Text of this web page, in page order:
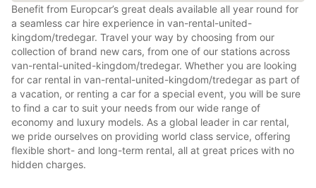
Benefit from Europcar’s great deals available all year round for
a seamless car hire experience in van-rental-united-
kingdom/tredegar. Travel your way by choosing from our
collection of brand new cars, from one of our stations across
van-rental-united-kingdom/tredegar. Whether you are looking
for car rental in van-rental-united-kingdom/tredegar as part of
a vacation, or renting a car for a special event, you will be sure
to find a car to suit your needs from our wide range of
economy and luxury models. As a global leader in car rental,
we pride ourselves on providing world class service, offering
flexible short- and long-term rental, all at great prices with no
hidden charges.